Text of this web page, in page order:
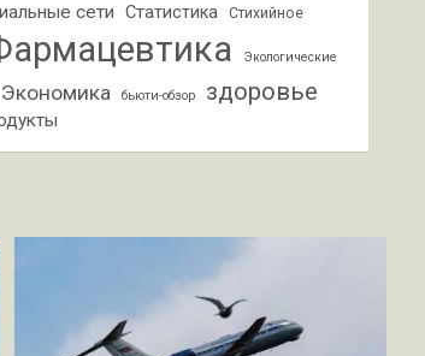
сети Статистика Стихийное
Экологические
Экономика бьюти-обзор здоровье